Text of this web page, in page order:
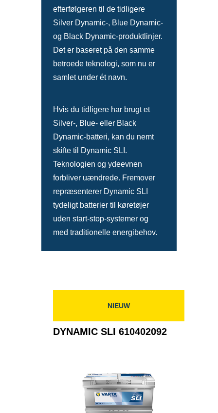
efterfølgeren til de tidligere
Silver Dynamic-, Blue Dynamic-
og Black Dynamic-produktlinjer.
Det er baseret på den samme
betroede teknologi, som nu er
samlet under ét navn.
Hvis du tidligere har brugt et
Silver-, Blue- eller Black
Dynamic-batteri, kan du nemt
skifte til Dynamic SLI.
Teknologien og ydeevnen
forbliver uændrede. Fremover
repræsenterer Dynamic SLI
tydeligt batterier til køretøjer
uden start-stop-systemer og
med traditionelle energibehov.
NIEUW
DYNAMIC SLI 610402092